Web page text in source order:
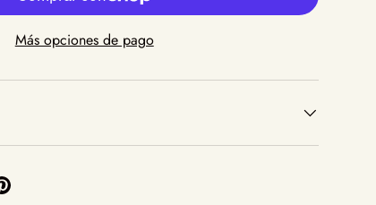
Más opciones de pago